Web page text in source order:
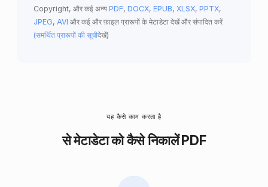
Copyright, और कई अन्य PDF, DOCX, EPUB, XLSX, PPTX,
JPEG, AVI और कई और फ़ाइल प्रारूपों के मेटाडेटा देखें और संपादित करें
(समर्थित प्रारूपों की सूचीदेखें)
यह कैसे काम करता है
से मेटाडेटा को कैसे निकालें PDF